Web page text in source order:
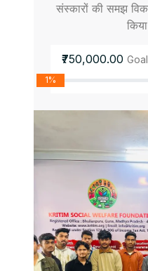
संस्कारों की समझ
₹750,000.00 Goal
1%